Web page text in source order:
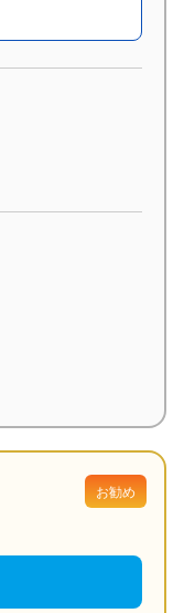
お勧め